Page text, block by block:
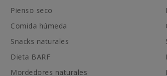
Pienso seco
Comida húmeda
Snacks naturales
Dieta BARF
Mordedores naturales